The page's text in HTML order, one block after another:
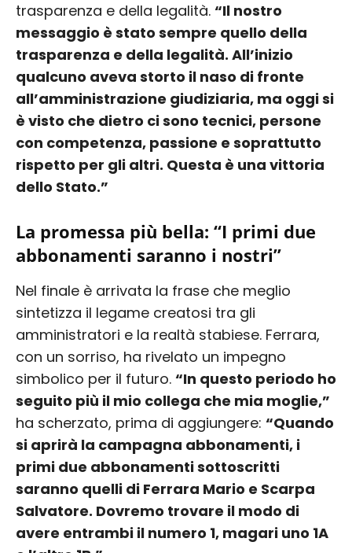
trasparenza e della legalità. “Il nostro
messaggio è stato sempre quello della
trasparenza e della legalità. All’inizio
qualcuno aveva storto il naso di fronte
all’amministrazione giudiziaria, ma oggi si
è visto che dietro ci sono tecnici, persone
con competenza, passione e soprattutto
rispetto per gli altri. Questa è una vittoria
dello Stato.”
La promessa più bella: “I primi due
abbonamenti saranno i nostri”
Nel finale è arrivata la frase che meglio
sintetizza il legame creatosi tra gli
amministratori e la realtà stabiese. Ferrara,
con un sorriso, ha rivelato un impegno
simbolico per il futuro. “In questo periodo ho
seguito più il mio collega che mia moglie,”
ha scherzato, prima di aggiungere: “Quando
si aprirà la campagna abbonamenti, i
primi due abbonamenti sottoscritti
saranno quelli di Ferrara Mario e Scarpa
Salvatore. Dovremo trovare il modo di
avere entrambi il numero 1, magari uno 1A